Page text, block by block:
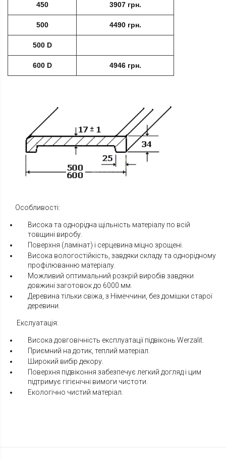
450 3907 грн.
500 4490 грн.
500 D
600 D 4946 грн.
Особливості:
Висока та однорідна щільність матеріалу по всій
товщині виробу.
Поверхня (ламінат) і серцевина міцно зрощені.
Висока вологостійкість, завдяки складу та однорідному
профілюванню матеріалу.
Можливий оптимальний розкрій виробів завдяки
довжині заготовок до 6000 мм.
Деревина тільки свіжа, з Німеччини, без домішки старої
деревини.
Екслуатація:
Висока довговічність експлуатації підвіконь Werzalit.
Приємний на дотик, теплий матеріал.
Широкий вибір декору.
Поверхня підвіконня забезпечує легкий догляд і цим
підтримує гігієнічні вимоги чистоти.
Екологічно чистий матеріал.